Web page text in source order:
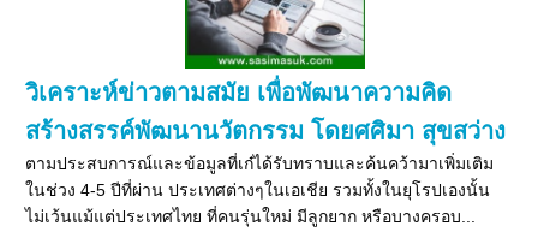
วิเคราะห์ข่าวตามสมัย เพื่อพัฒนาความคิด
สร้างสรรค์พัฒนานวัตกรรม โดยศศิมา สุขสว่าง
ตามประสบการณ์และข้อมูลที่เก๋ได้รับทราบและค้นคว้ามาเพิ่มเติม
ในช่วง 4-5 ปีที่ผ่าน ประเทศต่างๆในเอเชีย รวมทั้งในยุโรปเองนั้น
ไม่เว้นแม้แต่ประเทศไทย ที่คนรุ่นใหม่ มีลูกยาก หรือบางครอบ...